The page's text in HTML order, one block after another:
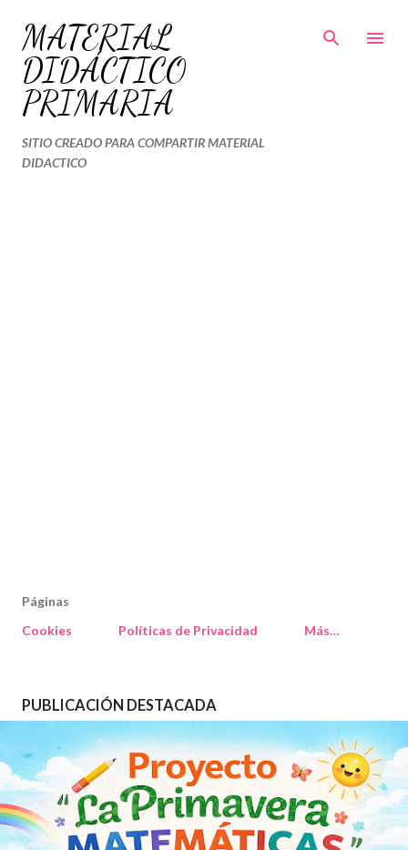
Ir al contenido principal
MATERIAL
DIDÁCTICO
PRIMARIA
SITIO CREADO PARA COMPARTIR MATERIAL
DIDACTICO
Páginas
Cookies
Políticas de Privacidad Más…
PUBLICACIÓN DESTACADA